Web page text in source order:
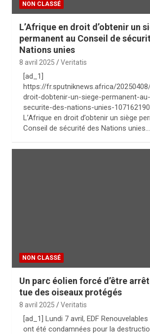
NON CLASSÉ
L’Afrique en droit d’obtenir un
permanent au Conseil de
Nations unies
8 avril 2025 Veritatis
[ad_1]
https://fr.sputniknews.africa/
droit-dobtenir-un-siege-permanent-
securite-des-nations-unies-
L’Afrique en droit d’obtenir un siège
Conseil de sécurité des Nations unies…
NON CLASSÉ
Un parc éolien forcé d’être
tue des oiseaux protégés
8 avril 2025 Veritatis
[ad_1] Lundi 7 avril, EDF
ont été condamnées pour la